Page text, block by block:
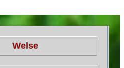
Welse